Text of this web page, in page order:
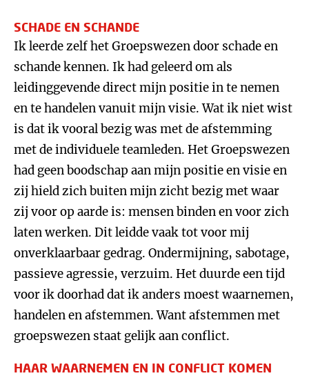
SCHADE EN SCHANDE
Ik leerde zelf het Groepswezen door schade en
schande kennen. Ik had geleerd om als
leidinggevende direct mijn positie in te nemen
en te handelen vanuit mijn visie. Wat ik niet wist
is dat ik vooral bezig was met de afstemming
met de individuele teamleden. Het Groepswezen
had geen boodschap aan mijn positie en visie en
zij hield zich buiten mijn zicht bezig met waar
zij voor op aarde is: mensen binden en voor zich
laten werken. Dit leidde vaak tot voor mij
onverklaarbaar gedrag. Ondermijning, sabotage,
passieve agressie, verzuim. Het duurde een tijd
voor ik doorhad dat ik anders moest waarnemen,
handelen en afstemmen. Want afstemmen met
groepswezen staat gelijk aan conflict.
HAAR WAARNEMEN EN IN CONFLICT KOMEN